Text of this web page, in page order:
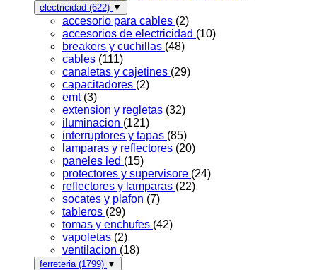
electricidad (622) ▼
accesorio para cables (2)
accesorios de electricidad (10)
breakers y cuchillas (48)
cables (111)
canaletas y cajetines (29)
capacitadores (2)
emt (3)
extension y regletas (32)
iluminacion (121)
interruptores y tapas (85)
lamparas y reflectores (20)
paneles led (15)
protectores y supervisore (24)
reflectores y lamparas (22)
socates y plafon (7)
tableros (29)
tomas y enchufes (42)
vapoletas (2)
ventilacion (18)
ferreteria (1799) ▼